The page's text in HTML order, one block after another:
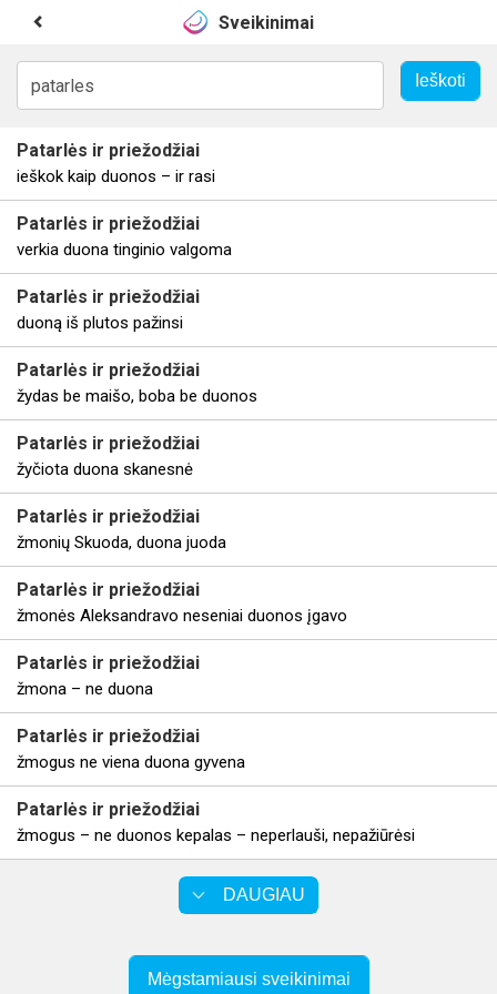
Sveikinimai
Patarlės ir priežodžiai
ieškok kaip duonos – ir rasi
Patarlės ir priežodžiai
verkia duona tinginio valgoma
Patarlės ir priežodžiai
duoną iš plutos pažinsi
Patarlės ir priežodžiai
žydas be maišo, boba be duonos
Patarlės ir priežodžiai
žyčiota duona skanesnė
Patarlės ir priežodžiai
žmonių Skuoda, duona juoda
Patarlės ir priežodžiai
žmonės Aleksandravo neseniai duonos įgavo
Patarlės ir priežodžiai
žmona – ne duona
Patarlės ir priežodžiai
žmogus ne viena duona gyvena
Patarlės ir priežodžiai
žmogus – ne duonos kepalas – neperlauši, nepažiūrėsi
DAUGIAU
Mėgstamiausi sveikinimai